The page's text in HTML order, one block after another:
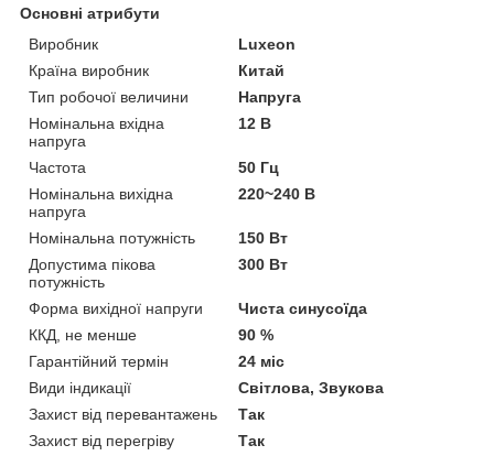
Основні атрибути
Виробник
Luxeon
Країна виробник
Китай
Тип робочої величини
Напруга
Номінальна вхідна
напруга
12 В
Частота
50 Гц
Номінальна вихідна
напруга
220~240 В
Номінальна потужність
150 Вт
Допустима пікова
потужність
300 Вт
Форма вихідної напруги
Чиста синусоїда
ККД, не менше
90 %
Гарантійний термін
24 міс
Види індикації
Світлова, Звукова
Захист від перевантажень
Так
Захист від перегріву
Так